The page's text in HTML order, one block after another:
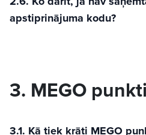
apstiprinājuma kodu?
3. MEGO punkti
3.1. Kā tiek krāti MEGO